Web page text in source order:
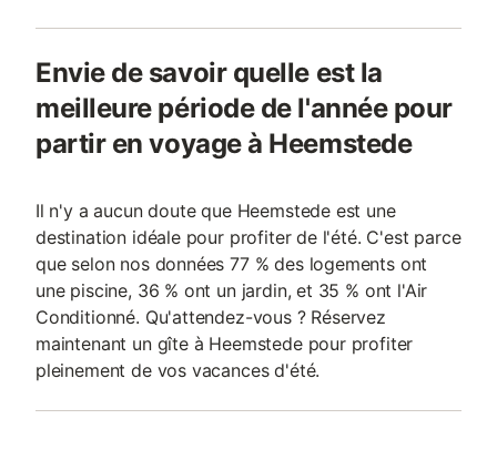
Envie de savoir quelle est la
meilleure période de l'année pour
partir en voyage à Heemstede
Il n'y a aucun doute que Heemstede est une
destination idéale pour profiter de l'été. C'est parce
que selon nos données 77 % des logements ont
une piscine, 36 % ont un jardin, et 35 % ont l'Air
Conditionné. Qu'attendez-vous ? Réservez
maintenant un gîte à Heemstede pour profiter
pleinement de vos vacances d'été.